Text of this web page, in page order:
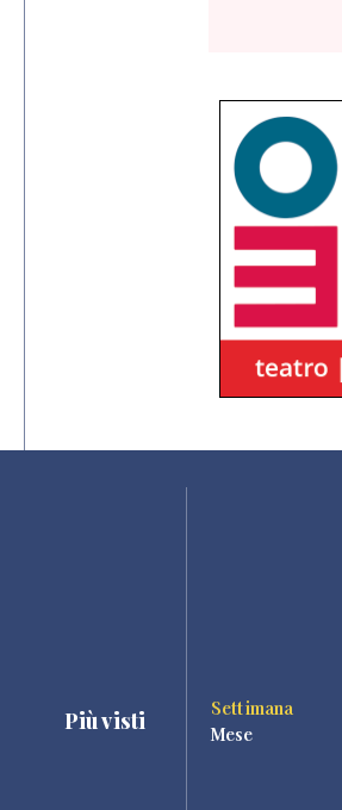
Più visti
Settimana
Mese